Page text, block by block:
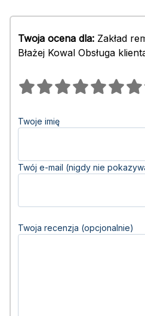
Twoja ocena dla: Zakład
Błażej Kowal Obsługa
Twoje imię
Twój e-mail (nigdy nie
Twoja recenzja (opcjonalnie)